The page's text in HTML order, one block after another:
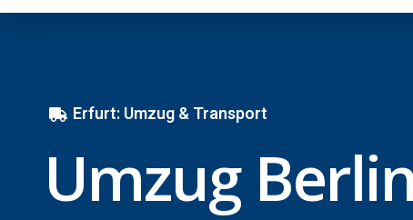
Erfurt: Umzug & Transport
Umzug